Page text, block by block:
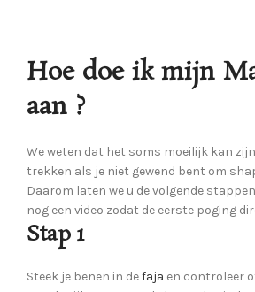
Hoe doe ik mijn
aan ?
We weten dat het soms moeilijk kan
trekken als je niet gewend bent om
Daarom laten we u de volgende
nog een video zodat de eerste poging
Stap 1
Steek je benen in defaja en controleer